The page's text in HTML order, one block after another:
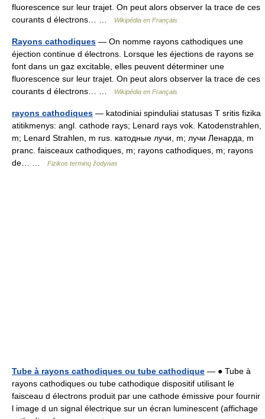
fluorescence sur leur trajet. On peut alors observer la trace de ces
courants d électrons… …
Wikipédia en Français
Rayons cathodiques — On nomme rayons cathodiques une
éjection continue d électrons. Lorsque les éjections de rayons se
font dans un gaz excitable, elles peuvent déterminer une
fluorescence sur leur trajet. On peut alors observer la trace de ces
courants d électrons… …
Wikipédia en Français
rayons cathodiques — katodiniai spinduliai statusas T sritis fizika
atitikmenys: angl. cathode rays; Lenard rays vok. Katodenstrahlen,
m; Lenard Strahlen, m rus. катодные лучи, m; лучи Ленарда, m
pranc. faisceaux cathodiques, m; rayons cathodiques, m; rayons
de… …
Fizikos terminų žodynas
Tube à rayons cathodiques ou tube cathodique — ● Tube à
rayons cathodiques ou tube cathodique dispositif utilisant le
faisceau d électrons produit par une cathode émissive pour fournir
l image d un signal électrique sur un écran luminescent (affichage